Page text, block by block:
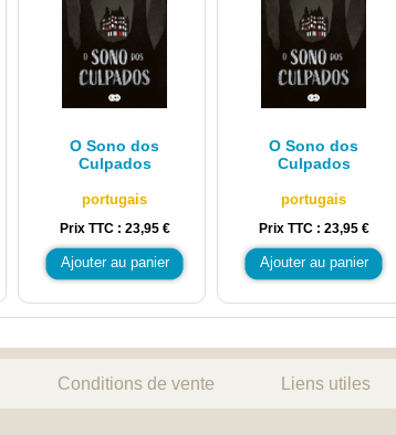
O Sono dos
Culpados
portugais
Prix TTC : 23,95 €
Ajouter au panier
O Sono dos
Culpados
portugais
Prix TTC : 23,95 €
Ajouter au panier
Conditions de vente Liens utiles